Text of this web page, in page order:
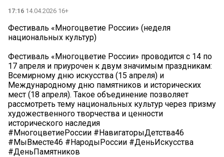
17:16 14.04.2026 16+
Фестиваль «Многоцветие России» (неделя
национальных культур)
Фестиваль «Многоцветие России» проводится с 14 по
17 апреля и приурочен к двум значимым праздникам:
Всемирному дню искусства (15 апреля) и
Международному дню памятников и исторических
мест (18 апреля). Такое объединение позволяет
рассмотреть тему национальных культур через призму
художественного творчества и ценности
исторического наследия
#МногоцветиеРоссии #НавигаторыДетства46
#МыВместе46 #НародыРоссии #ДеньИскусства
#ДеньПамятников